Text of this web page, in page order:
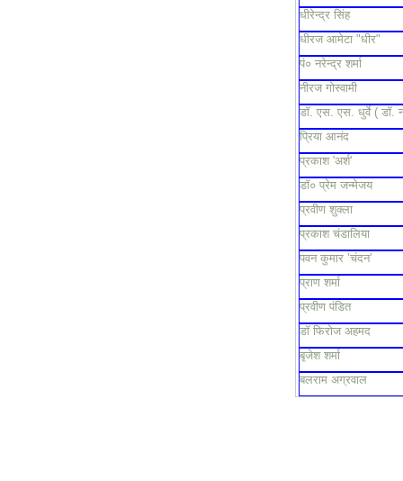
धीरेन्द्र सिंह
धीरज आमेटा "धीर"
पं० नरेन्द्र शर्मा
नीरज गोस्वामी
डॉ. एस. एस. धुर्वे ( डॉ.
प्रिया आनंद
प्रकाश 'अर्श'
डॉ० प्रेम जन्मेजय
प्रवीण शुक्ला
प्रकाश चंडालिया
पवन कुमार ’चंदन’
प्राण शर्मा
प्रवीण पंडित
डॉ फिरोज अहमद
बृजेश शर्मा
बलराम अग्रवाल